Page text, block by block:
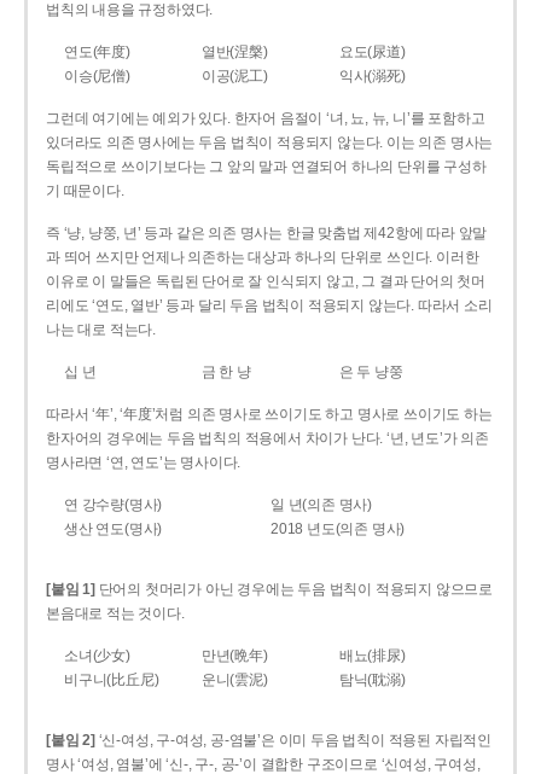
법칙의 내용을 규정하였다.
연도(年度) 열반(涅槃)
요도(尿道)
이승(尼僧)
이공(泥工) 익사(溺死)
그런데 여기에는 예외가 있다. 한자어 음절이 ‘녀, 뇨, 뉴, 니’를 포함하고
있더라도 의존 명사에는 두음 법칙이 적용되지 않는다. 이는 의존 명사는
독립적으로 쓰이기보다는 그 앞의 말과 연결되어 하나의 단위를 구성하
기 때문이다.
즉 ‘냥, 냥쭝, 년’ 등과 같은 의존 명사는 한글 맞춤법 제42항에 따라 앞말
과 띄어 쓰지만 언제나 의존하는 대상과 하나의 단위로 쓰인다. 이러한
이유로 이 말들은 독립된 단어로 잘 인식되지 않고, 그 결과 단어의 첫머
리에도 ‘연도, 열반’ 등과 달리 두음 법칙이 적용되지 않는다. 따라서 소리
나는 대로 적는다.
십 년 금 한 냥 은 두 냥쭝
따라서 ‘年’, ‘年度’처럼 의존 명사로 쓰이기도 하고 명사로 쓰이기도 하는
한자어의 경우에는 두음 법칙의 적용에서 차이가 난다. ‘년, 년도’가 의존
명사라면 ‘연, 연도’는 명사이다.
연 강수량(명사)
일 년(의존 명사)
생산 연도(명사)
2018 년도(의존 명사)
[붙임 1] 단어의 첫머리가 아닌 경우에는 두음 법칙이 적용되지 않으므로
본음대로 적는 것이다.
소녀(少女) 만년(晩年)
배뇨(排尿)
비구니(比丘尼)
운니(雲泥) 탐닉(耽溺)
[붙임 2] ‘신-여성, 구-여성, 공-염불’은 이미 두음 법칙이 적용된 자립적인
명사 ‘여성, 염불’에 ‘신-, 구-, 공-’이 결합한 구조이므로 ‘신여성, 구여성,